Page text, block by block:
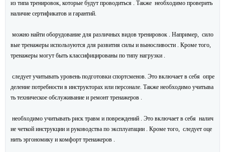
из типа тренировок, которые будут проводиться . Также необходимо проверить
наличие сертификатов и гарантий.
можно найти оборудование для различных видов тренировок . Например, сило
вые тренажеры используются для развития силы и выносливости . Кроме того,
тренажеры могут быть классифицированы по типу нагрузки .
следует учитывать уровень подготовки спортсменов. Это включает в себя опре
деление потребности в инструкторах или персонале. Также необходимо учитыва
ть техническое обслуживание и ремонт тренажеров .
необходимо учитывать риск травм и повреждений . Это включает в себя налич
ие четкой инструкции и руководства по эксплуатации . Кроме того, следует оце
нить эргономику и комфорт тренажеров .